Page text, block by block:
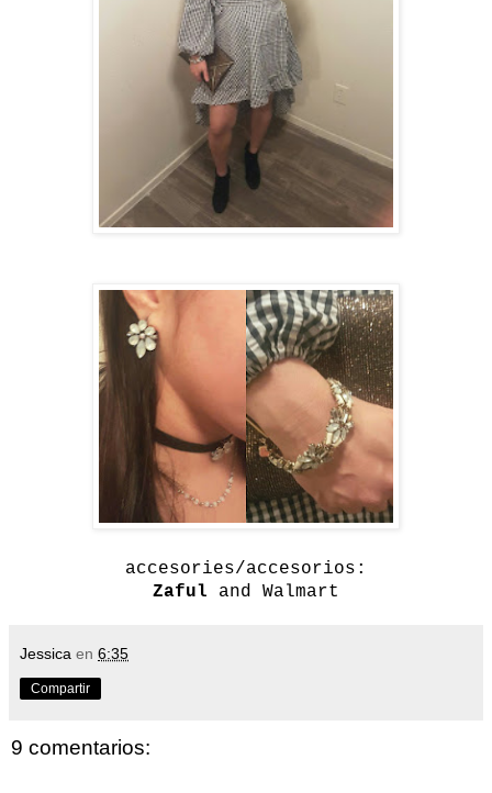
accesories/accesorios:
Zaful and Walmart
Jessica en 6:35
Compartir
9 comentarios: